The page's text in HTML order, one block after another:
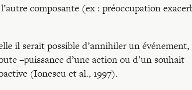
composante (ex : préoccupation
il serait possible d’annihiler un
–puissance d’une action ou d’un souhait
(Ionescu et al., 1997).